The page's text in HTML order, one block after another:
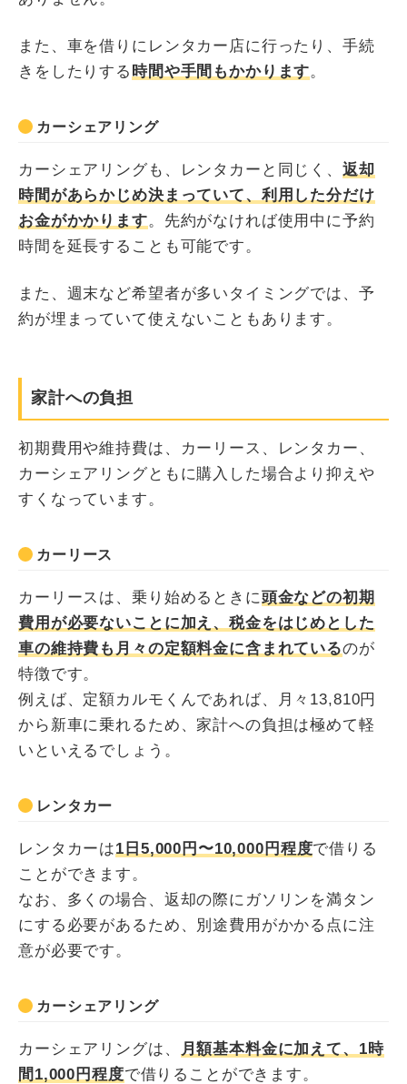
また、車を借りにレンタカー店に行ったり、手続
きをしたりする 時間や手間もかかります。
カーシェアリング
カーシェアリングも、レンタカーと同じく、 返却
時間があらかじめ決まっていて、利用した分だけ
お金がかかります。先約がなければ使用中に予約
時間を延長することも可能です。
また、週末など希望者が多いタイミングでは、予
約が埋まっていて使えないこともあります。
家計への負担
初期費用や維持費は、カーリース、レンタカー、
カーシェアリングともに購入した場合より抑えや
すくなっています。
カーリース
カーリースは、乗り始めるときに頭金などの初期
費用が必要ないことに加え、税金をはじめとした
車の維持費も月々の定額料金に含まれているのが
特徴です。
例えば、定額カルモくんであれば、月々13,810円
から新車に乗れるため、家計への負担は極めて軽
いといえるでしょう。
レンタカー
レンタカーは1日5,000円〜10,000円程度で借りる
ことができます。
なお、多くの場合、返却の際にガソリンを満タン
にする必要があるため、別途費用がかかる点に注
意が必要です。
カーシェアリング
カーシェアリングは、
月額基本料金に加えて、1時
間1,000円程度で借りることができます。